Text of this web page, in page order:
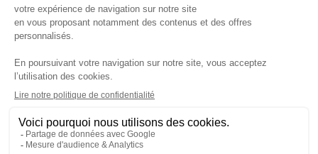
Tous droits réservés Izyx Systems ©
Contrôle des accès et verrouillage de porte : serrure électrique,
gâche électrique, ventouse électromagnétique